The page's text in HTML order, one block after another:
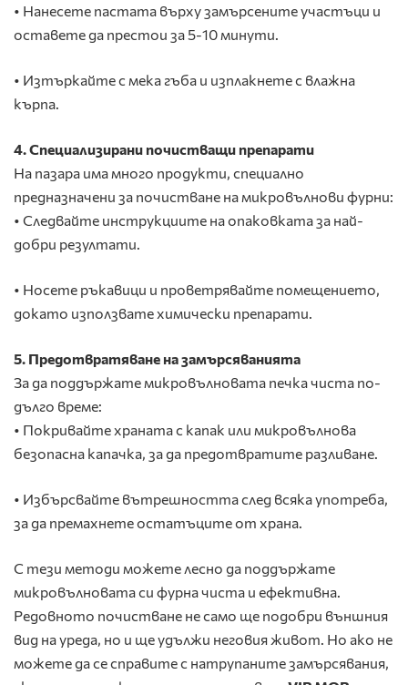
• Нанесете пастата върху замърсените участъци и
оставете да престои за 5-10 минути.
• Изтъркайте с мека гъба и изплакнете с влажна
кърпа.
4. Специализирани почистващи препарати
На пазара има много продукти, специално
предназначени за почистване на микровълнови фурни:
• Следвайте инструкциите на опаковката за най-
добри резултати.
• Носете ръкавици и проветрявайте помещението,
докато използвате химически препарати.
5. Предотвратяване на замърсяванията
За да поддържате микровълновата печка чиста по-
дълго време:
• Покривайте храната с капак или микровълнова
безопасна капачка, за да предотвратите разливане.
• Избърсвайте вътрешността след всяка употреба,
за да премахнете остатъците от храна.
С тези методи можете лесно да поддържате
микровълновата си фурна чиста и ефективна.
Редовното почистване не само ще подобри външния
вид на уреда, но и ще удължи неговия живот. Но ако не
можете да се справите с натрупаните замърсявания,